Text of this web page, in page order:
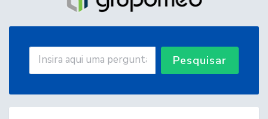
Pesquisar